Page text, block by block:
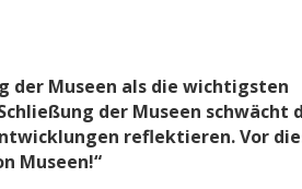
der Museen als die wichtigsten
der Museen schwächt
reflektieren. Vor
Museen!“